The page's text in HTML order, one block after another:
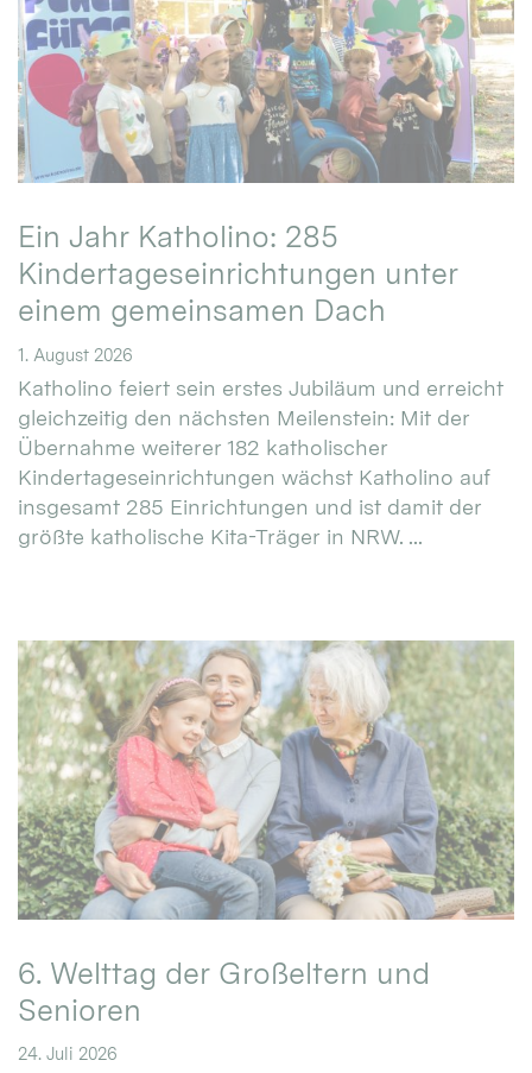
Ein Jahr Katholino: 285
Kindertageseinrichtungen unter
einem gemeinsamen Dach
1. August 2026
Katholino feiert sein erstes Jubiläum und erreicht
gleichzeitig den nächsten Meilenstein: Mit der
Übernahme weiterer 182 katholischer
Kindertageseinrichtungen wächst Katholino auf
insgesamt 285 Einrichtungen und ist damit der
größte katholische Kita-Träger in NRW. ...
6. Welttag der Großeltern und
Senioren
24. Juli 2026